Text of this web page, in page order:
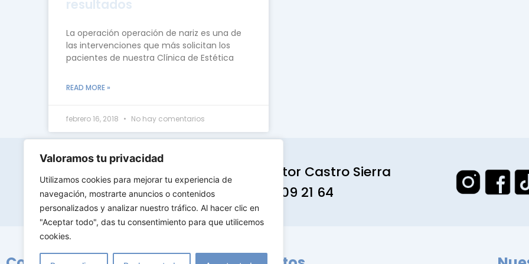
Valoramos tu privacidad
Utilizamos cookies para mejorar tu experiencia de
navegación, mostrarte anuncios o contenidos
personalizados y analizar nuestro tráfico. Al hacer clic en
"Aceptar todo", das tu consentimiento para que utilicemos
cookies.
resultados
La operación operación de nariz es una de
las intervenciones que más solicitan los
pacientes de nuestra Clínica de Estética
READ MORE »
febrero 16, 2018 No hay comentarios
Contacta con nosotros
Doctor Castro Sierra
91 309 21 64